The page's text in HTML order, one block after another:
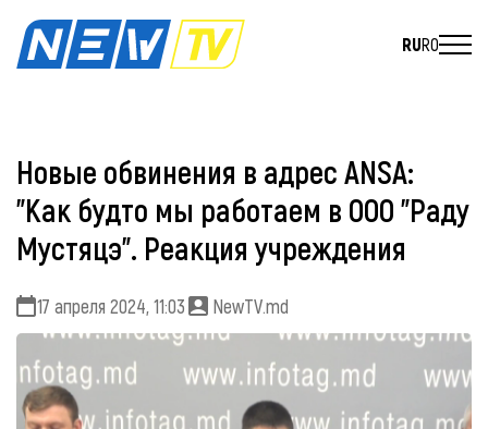
RURO
Новые обвинения в адрес ANSA:
"Как будто мы работаем в ООО "Раду
Мустяцэ". Реакция учреждения
17 апреля 2024, 11:03 NewTV.md